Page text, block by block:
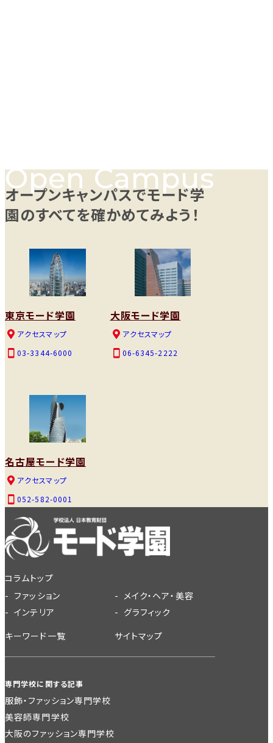
オープンキャンパスでモード学
園のすべてを確かめてみよう！
東京モード学園
アクセスマップ
03-3344-6000
大阪モード学園
アクセスマップ
06-6345-2222
名古屋モード学園
アクセスマップ
052-582-0001
コラムトップ
ファッション
メイク・ヘア・美容
インテリア
グラフィック
キーワード一覧
サイトマップ
専門学校に関する記事
服飾・ファッション専門学校
美容師専門学校
大阪のファッション専門学校